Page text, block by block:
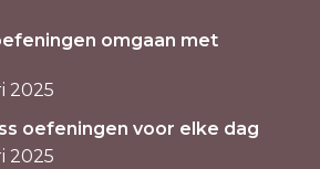
omgaan met
2025
oefeningen voor elke dag
2025